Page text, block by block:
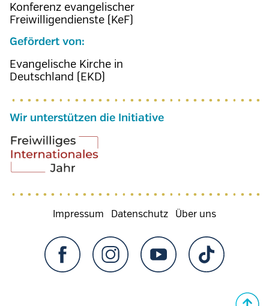
Konferenz evangelischer
Freiwilligendienste (KeF)
Gefördert von:
Evangelische Kirche in
Deutschland (EKD)
Wir unterstützen die Initiative
Fußzeilenmenü
Impressum Datenschutz Über uns